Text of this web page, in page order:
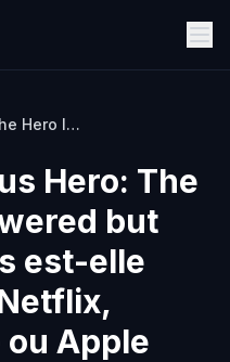
Cautious Hero: The Hero Is Overpowered but Overly Cautious
Hero: The
but
est-elle
ou Apple